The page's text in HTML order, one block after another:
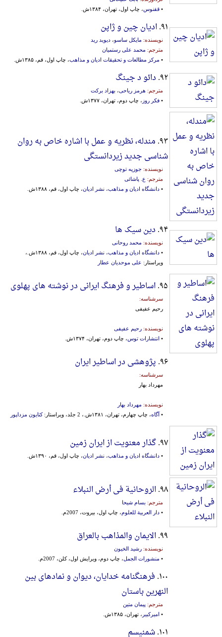
• ققنوس، چاپ اول، تهران، ۱۳۸۴ش.
۹۱. ادیان چین و ژاپن
نویسنده: مایکل ساسو، دیوید رید
مترجم: محمد علی رستمیان
• مرکز مطالعات و تحقیقات ادیان و مذاهب، چاپ اول، قم، ۱۳۸۵ش.
۹۲. دائو د جینگ
مترجم: هرمز ریاحی، بهزاد برکت
• فکر روز ، چاپ دوم، تهران، ۱۳۷۷ش.
۹۳. مندله، نظریه و عمل با اشاره خاص به روان
شناسی جدید زیردانستگی
نویسنده: جوزپه توچی
مترجم: ع. پاشائی
• دانشگاه ادیان و مذاهب، نشر ادیان، چاپ اول، قم، ۱۳۸۸ش.
۹۴. دین سیک ها
نویسنده: محمد روحانی
• دانشگاه ادیان و مذاهب، نشر ادیان
، چاپ اول، قم، ۱۳۸۸ش.،
ویراستار: علی موحدیان عطار
۹۵. اساطیر و فرهنگ ایرانی در نوشته های پهلوی
سرشناسه:
رحیم عفیفی
نویسنده: رحیم عفیفی
• انتشارات توس، چاپ دوم، تهران، ۱۳۷۴ش.
۹۶. پژوهشی در اساطیر ایران
سرشناسه:
مهرداد بهار
نویسنده: مهرداد بهار
• آگاه، چاپ چهارم، تهران، ۱۳۸۱ش.، 2 جلد، ویراستار: کتایون مزداپور
۹۷. گذار معنویت از ایران زمین
• دانشگاه ادیان و مذاهب، نشر ادیان، چاپ اول، قم، ۱۳۹۰ش.
۹۸. الروحانیة فی أرض النبلاء
مترجم: بسام شیحا
• دار العربیة للعلوم، چاپ اول، بیروت، 2007م.
۹۹. الایمان والمذاهب بالعراق
نویسنده: رشید الخیون
• منشورات الجمل، چاپ دوم، ویرایش اول، کلن، 2007م.
۱۰۰. فرهنگنامه خدایان، دیوان و نمادهای بین
النهرین باستان
مترجم: پیمان متین
• امیرکبیر ، تهران، ۱۳۸۵ش.
۱۰۱. شمنیسم